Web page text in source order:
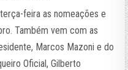
feira as nomeações e
Também vem com as
Marcos Mazoni e do
Oficial, Gilberto